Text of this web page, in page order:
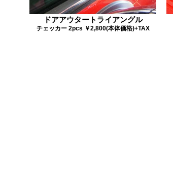
ドアアウタートライアングル
チェッカー 2pcs ￥2,800(本体価格)+TAX